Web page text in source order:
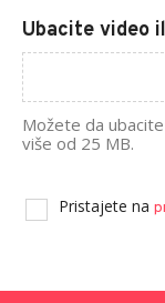
Ubacite video
Možete da
više od 25 MB.
Pristajete na